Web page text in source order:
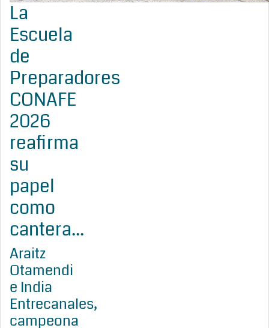
La
Escuela
de
Preparadores
CONAFE
2026
reafirma
su
papel
como
cantera...
Araitz
Otamendi
e India
Entrecanales,
campeona